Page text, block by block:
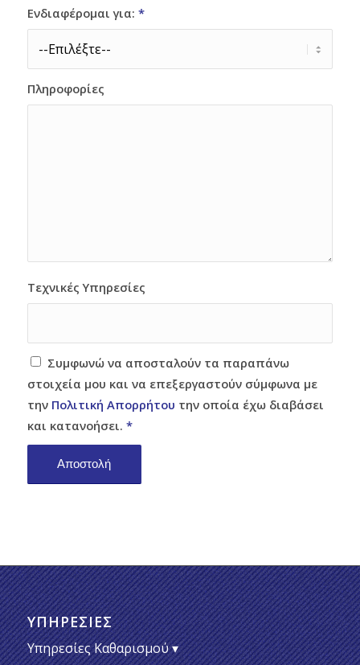
Ενδιαφέρομαι για: *
Πληροφορίες
Τεχνικές Υπηρεσίες
Συμφωνώ να αποσταλούν τα παραπάνω
στοιχεία μου και να επεξεργαστούν σύμφωνα με
την Πολιτική Απορρήτου την οποία έχω διαβάσει
και κατανοήσει. *
ΥΠΗΡΕΣΊΕΣ
Υπηρεσίες Καθαρισμού